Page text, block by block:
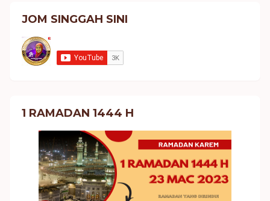
JOM SINGGAH SINI
1 RAMADAN 1444 H